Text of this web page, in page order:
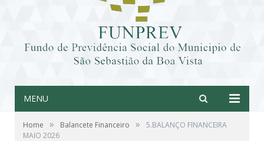
MENU
Home » Balancete Financeiro »
5.BALANÇO FINANCEIRA
MAIO 2026